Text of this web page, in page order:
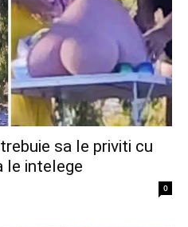
sa le priviti cu
le intelege
0